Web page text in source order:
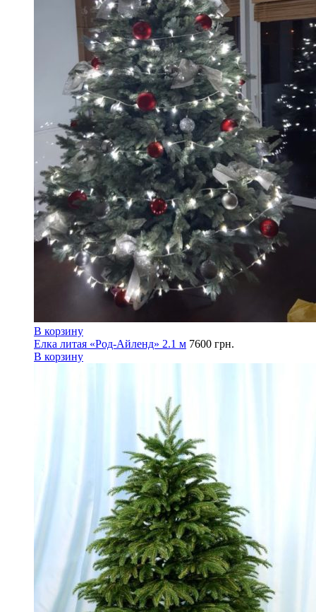
В корзину
Елка литая «Род-Айленд» 2.1 м 7600 грн.
В корзину